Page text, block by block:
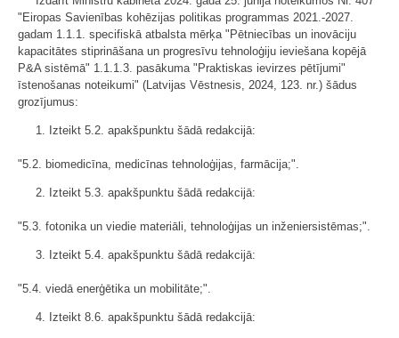
"Eiropas Savienības kohēzijas politikas programmas 2021.-2027.
gadam 1.1.1. specifiskā atbalsta mērķa "Pētniecības un inovāciju
kapacitātes stiprināšana un progresīvu tehnoloģiju ieviešana kopējā
P&A sistēmā" 1.1.1.3. pasākuma "Praktiskas ievirzes pētījumi"
īstenošanas noteikumi" (Latvijas Vēstnesis, 2024, 123. nr.) šādus
grozījumus:
1. Izteikt 5.2. apakšpunktu šādā redakcijā:
"5.2. biomedicīna, medicīnas tehnoloģijas, farmācija;".
2. Izteikt 5.3. apakšpunktu šādā redakcijā:
"5.3. fotonika un viedie materiāli, tehnoloģijas un inženiersistēmas;".
3. Izteikt 5.4. apakšpunktu šādā redakcijā:
"5.4. viedā enerģētika un mobilitāte;".
4. Izteikt 8.6. apakšpunktu šādā redakcijā: